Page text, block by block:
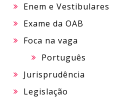
Enem e Vestibulares
Exame da OAB
Foca na vaga
Português
Jurisprudência
Legislação